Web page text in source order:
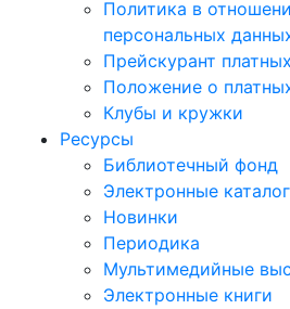
Политика в
персональных
Прейскурант
Положение о
Клубы и кружки
Ресурсы
Библиотечный фонд
Электронные
Новинки
Периодика
Мультимедийные
Электронные книги